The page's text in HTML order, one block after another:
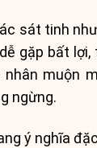
sát tinh
gặp bất
nhân muộn
ngừng.
ý nghĩa